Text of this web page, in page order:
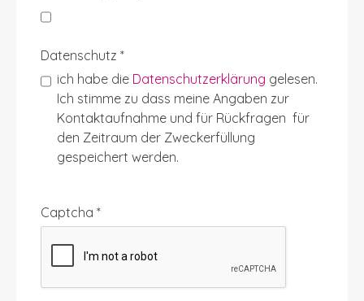
Datenschutz *
ich habe die Datenschutzerklärung gelesen.
Ich stimme zu dass meine Angaben zur
Kontaktaufnahme und für Rückfragen für
den Zeitraum der Zweckerfüllung
gespeichert werden.
Captcha *